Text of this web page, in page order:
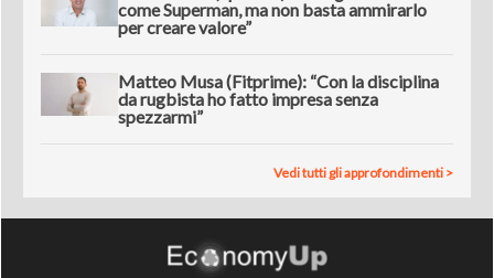
come Superman, ma non basta ammirarlo
per creare valore”
Matteo Musa (Fitprime): “Con la disciplina
da rugbista ho fatto impresa senza
spezzarmi”
Vedi tutti gli approfondimenti >